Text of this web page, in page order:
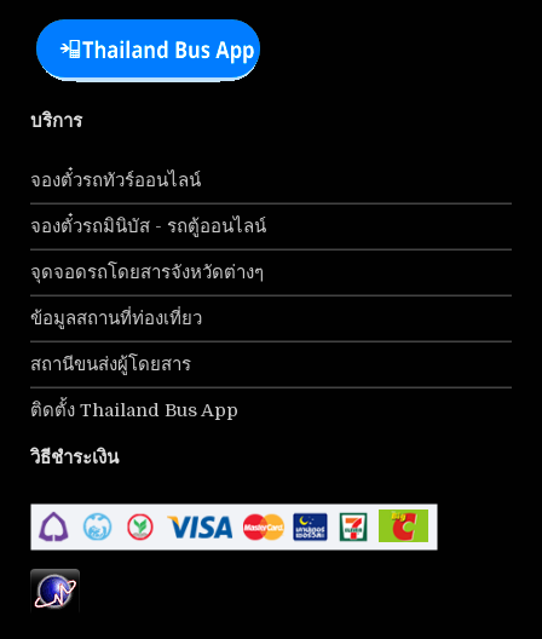
บริการ
จองตั๋วรถทัวร์ออนไลน์
จองตั๋วรถมินิบัส - รถตู้ออนไลน์
จุดจอดรถโดยสารจังหวัดต่างๆ
ข้อมูลสถานที่ท่องเที่ยว
สถานีขนส่งผู้โดยสาร
ติดตั้ง Thailand Bus App
วิธีชำระเงิน